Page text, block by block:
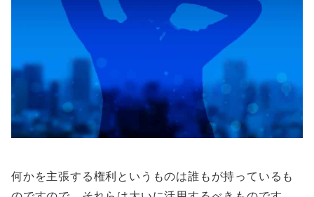
何かを主張する権利というものは誰もが持っているも